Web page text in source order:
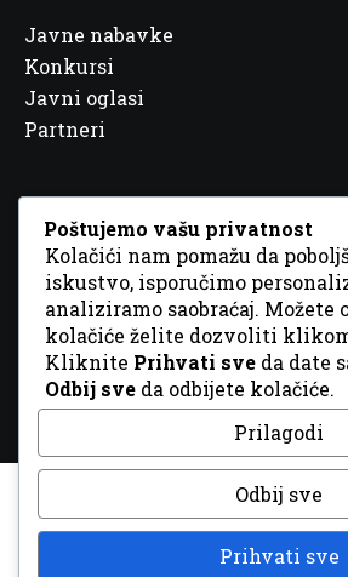
Javne nabavke
Konkursi
Javni oglasi
Partneri
© 2026 Sva prava zadržana.
Poštujemo vašu privatnost
Kolačići nam pomažu da
iskustvo, isporučimo
analiziramo saobraćaj. Možete
kolačiće želite dozvoliti
Kliknite Prihvati sve da date
Odbij sve da odbijete kolačiće.
Prilagodi
Odbij sve
Prihvati sve